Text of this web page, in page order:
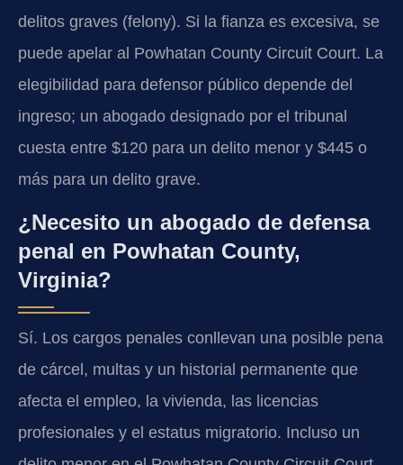
delitos graves (felony). Si la fianza es excesiva, se
puede apelar al Powhatan County Circuit Court. La
elegibilidad para defensor público depende del
ingreso; un abogado designado por el tribunal
cuesta entre $120 para un delito menor y $445 o
más para un delito grave.
¿Necesito un abogado de defensa
penal en Powhatan County,
Virginia?
Sí. Los cargos penales conllevan una posible pena
de cárcel, multas y un historial permanente que
afecta el empleo, la vivienda, las licencias
profesionales y el estatus migratorio. Incluso un